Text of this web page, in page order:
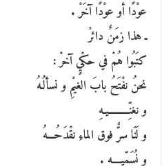
عوْدًا أو عوْدًا آخَرْ .
ـ هذا زمَنٌ دائرْ
كتَبُوا هُمْ في حكْيٍ آخرْ :
نحنُ نفْتَحُ بابَ الغيْمِ و نسألُـهُ
و نغنِّــــــــــيـهِ
و لَنَا سرٌّ فوق الماءِ نقْدَحُـــهُ
و نُسَمِّيــــهِ .